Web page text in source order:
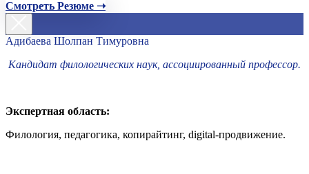
Смотреть Резюме ➝
Адибаева Шолпан Тимуровна
Кандидат филологических наук, ассоциированный профессор.
Экспертная область:
Филология, педагогика, копирайтинг, digital-продвижение.